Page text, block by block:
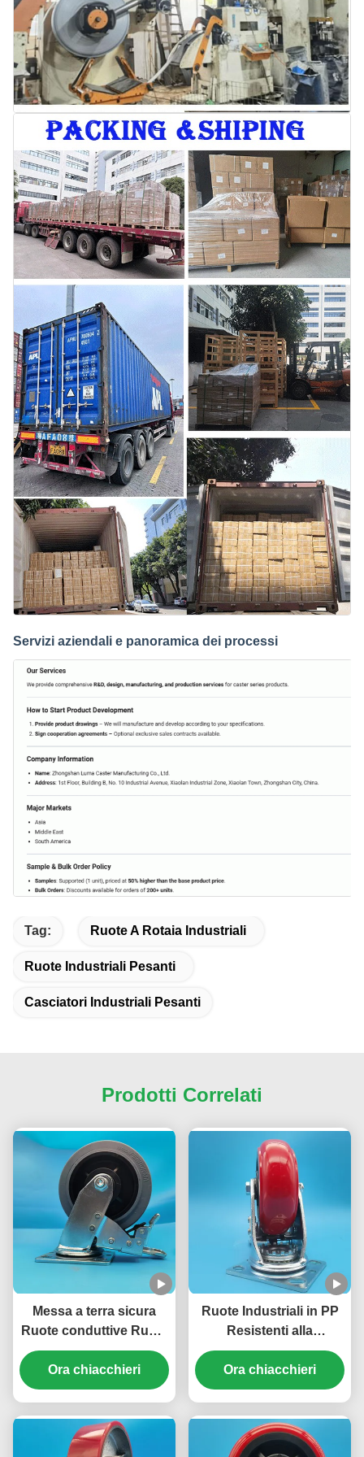
Servizi aziendali e panoramica dei processi
Tag: Ruote A Rotaia Industriali
Ruote Industriali Pesanti
Casciatori Industriali Pesanti
Prodotti Correlati
Messa a terra sicura
Ruote conduttive Ruote
antistatiche Protezione
delle apparecchiature
sensibili Produzione di
Ora chiacchieri
Ruote Industriali in PP
Resistenti alla
Temperatura Singola
Girevole con Blocco da
8" per Ambienti di
Ora chiacchieri